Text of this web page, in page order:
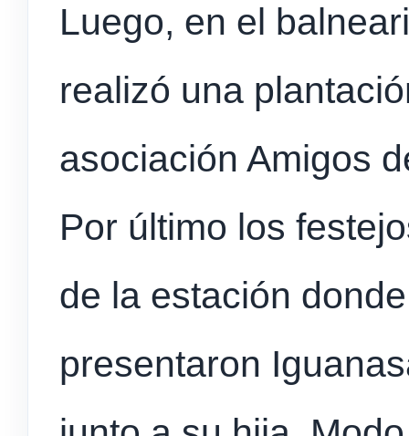
Luego, en el
realizó una
asociación Amigos
Por último los
de la estación
presentaron